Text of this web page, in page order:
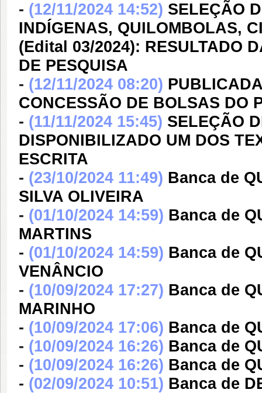
- (12/11/2024 14:52) SELEÇÃO
INDÍGENAS, QUILOMBOLAS,
(Edital 03/2024): RESULTADO
DE PESQUISA
- (12/11/2024 08:20)
CONCESSÃO DE BOLSAS DO
- (11/11/2024 15:45) SELEÇÃO
DISPONIBILIZADO UM DOS
ESCRITA
- (23/10/2024 11:49) Banca de
SILVA OLIVEIRA
- (01/10/2024 14:59) Banca de
MARTINS
- (01/10/2024 14:59) Banca de
VENÂNCIO
- (10/09/2024 17:27) Banca de
MARINHO
- (10/09/2024 17:06) Banca de
- (10/09/2024 16:26) Banca de
- (10/09/2024 16:26) Banca de
- (02/09/2024 10:51) Banca de